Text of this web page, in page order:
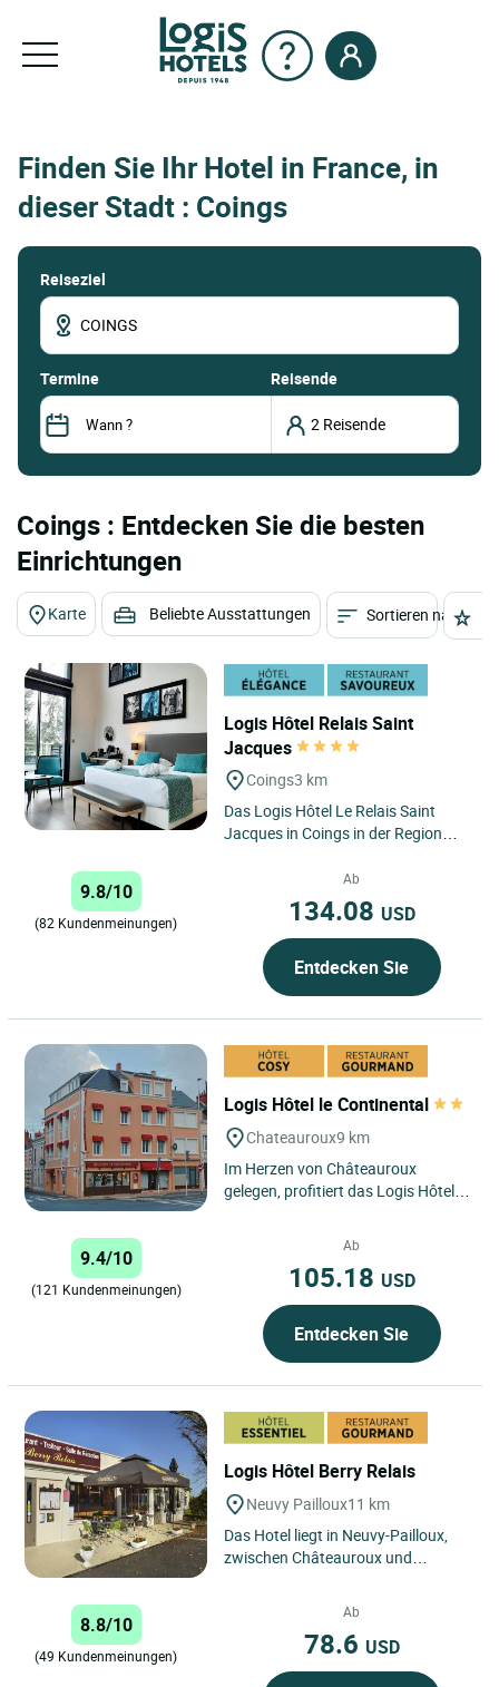
Finden Sie Ihr Hotel in France, in
dieser Stadt : Coings
Reiseziel
termine Reisende
Coings : Entdecken Sie die besten
Einrichtungen
Karte Beliebte Ausstattungen Sortieren nach
Logis Hôtel Relais Saint
Jacques
Coings3 km
Das Logis Hôtel Le Relais Saint
Jacques in Coings in der Region
idealer Zwischenstopp...
9.8/10
(82 Kundenmeinungen)
Ab
134.08 USD
Entdecken Sie
Logis Hôtel le Continental
Chateauroux9 km
Im Herzen von Châteauroux
gelegen, profitiert das Logis Hôtel le
9.4/10
(121 Kundenmeinungen)
Ab
105.18 USD
Entdecken Sie
Logis Hôtel Berry Relais
Neuvy Pailloux11 km
Das Hotel liegt in Neuvy-Pailloux,
zwischen Châteauroux und
Landschaft. Es ist ideal gelegen...
8.8/10
(49 Kundenmeinungen)
Ab
78.6 USD